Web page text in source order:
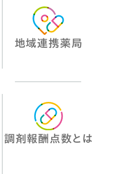
地域連携薬局
調剤報酬点数とは